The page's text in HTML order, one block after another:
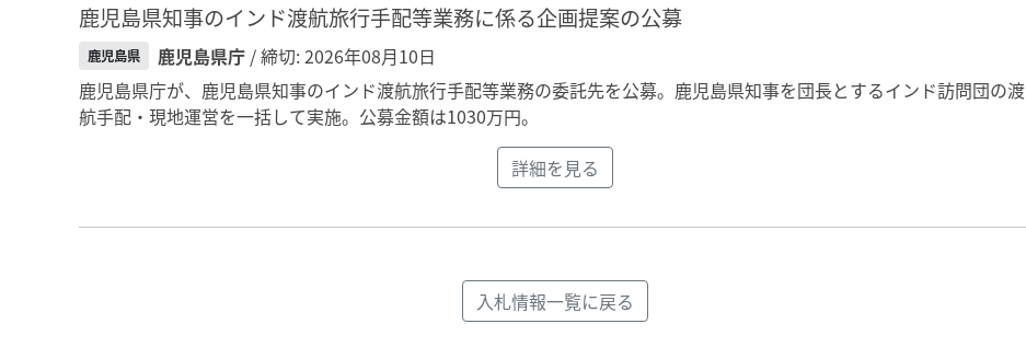
鹿児島県知事のインド渡航旅行手配等業務に係る企画提案の公募
鹿児島県 鹿児島県庁 / 締切: 2026年08月10日
鹿児島県庁が、鹿児島県知事のインド渡航旅行手配等業務の委託先を公募。鹿児島県知事を団長とするインド訪問団の渡
航手配・現地運営を一括して実施。公募金額は1030万円。
詳細を見る
入札情報一覧に戻る